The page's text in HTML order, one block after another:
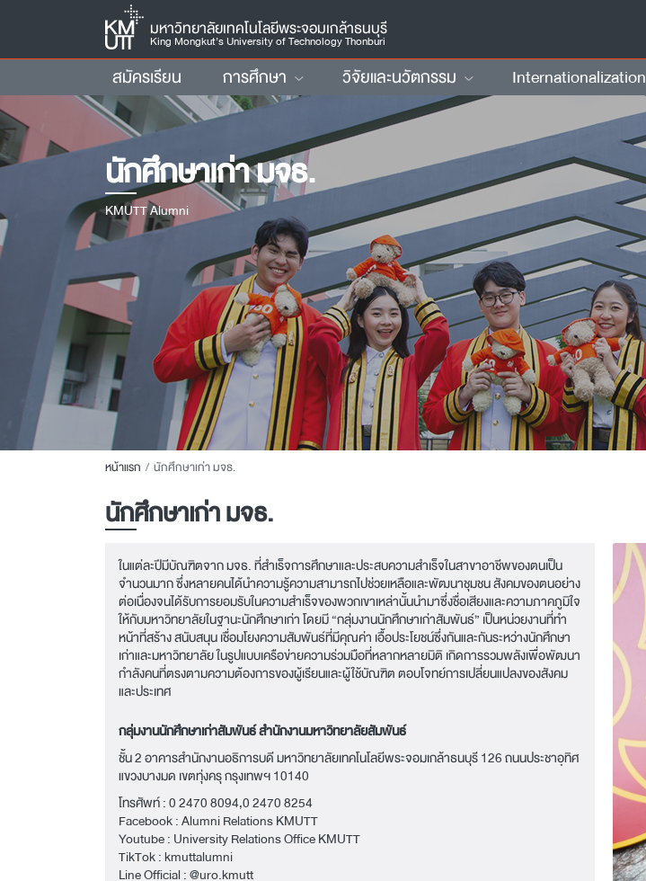
มหาวิทยาลัยเทคโนโลยีพระจอมเกล้าธนบุรี
King Mongkut’s University of Technology Thonburi
สมัครเรียน การศึกษา วิจัยและนวัตกรรม Internationalization
นักศึกษาเก่า มจธ.
KMUTT Alumni
หน้าแรก นักศึกษาเก่า มจธ.
นักศึกษาเก่า มจธ.
ในแต่ละปีมีบัณฑิตจาก มจธ. ที่สำเร็จการศึกษาและประสบความสำเร็จในสาขาอาชีพของตนเป็น
จำนวนมาก ซึ่งหลายคนได้นำความรู้ความสามารถไปช่วยเหลือและพัฒนาชุมชน สังคมของตนอย่าง
ต่อเนื่องจนได้รับการยอมรับในความสำเร็จของพวกเขาเหล่านั้นนำมาซึ่งชื่อเสียงและความภาคภูมิใจ
ให้กับมหาวิทยาลัยในฐานะนักศึกษาเก่า โดยมี “กลุ่มงานนักศึกษาเก่าสัมพันธ์” เป็นหน่วยงานที่ทำ
หน้าที่สร้าง สนับสนุน เชื่อมโยงความสัมพันธ์ที่มีคุณค่า เอื้อประโยชน์ซึ่งกันและกันระหว่างนักศึกษา
เก่าและมหาวิทยาลัย ในรูปแบบเครือข่ายความร่วมมือที่หลากหลายมิติ เกิดการรวมพลังเพื่อพัฒนา
กำลังคนที่ตรงตามความต้องการของผู้เรียนและผู้ใช้บัณฑิต ตอบโจทย์การเปลี่ยนแปลงของสังคม
และประเทศ
กลุ่มงานนักศึกษาเก่าสัมพันธ์ สำนักงานมหาวิทยาลัยสัมพันธ์
ชั้น 2 อาคารสำนักงานอธิการบดี มหาวิทยาลัยเทคโนโลยีพระจอมเกล้าธนบุรี 126 ถนนประชาอุทิศ
แขวงบางมด เขตทุ่งครุ กรุงเทพฯ 10140
โทรศัพท์ :0 2470 8094,0 2470 8254
Facebook :Alumni Relations KMUTT
Youtube : University Relations Office KMUTT
TikTok :kmuttalumni
Line Official :@uro.kmutt